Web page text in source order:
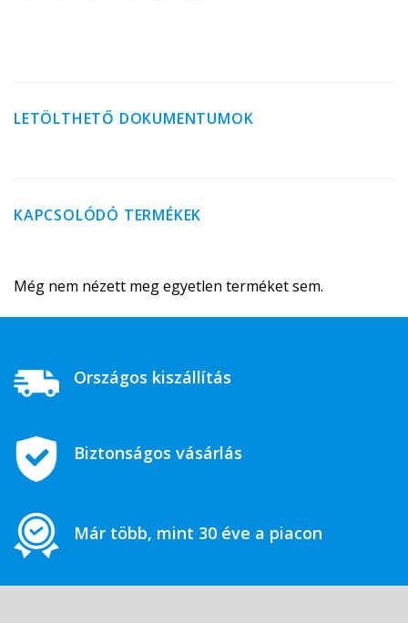
LETÖLTHETŐ DOKUMENTUMOK
KAPCSOLÓDÓ TERMÉKEK
Még nem nézett meg egyetlen terméket sem.
Országos kiszállítás
Biztonságos vásárlás
Már több, mint 30 éve a piacon